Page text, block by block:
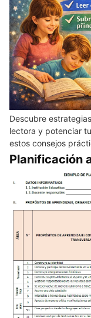
Descubre
lectora y potenciar
estos consejos
Planificación